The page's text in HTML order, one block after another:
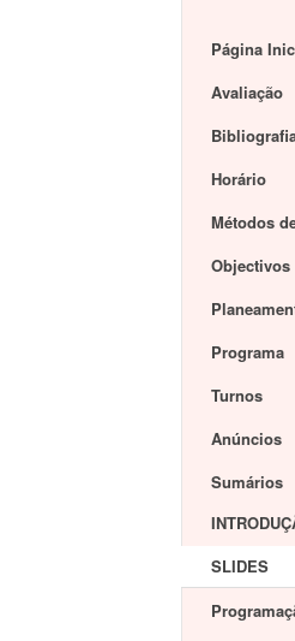
Página
Avaliação
Horário
Métodos
Objectivos
Programa
Turnos
Anúncios
Sumários
SLIDES